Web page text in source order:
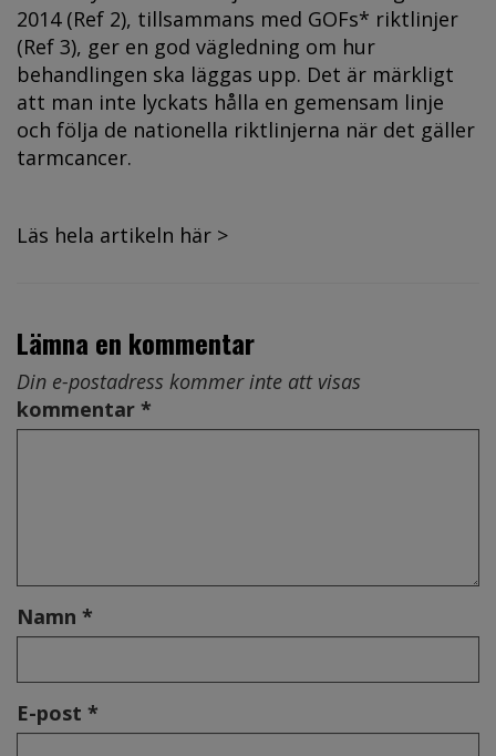
2014 (Ref 2), tillsammans med GOFs* riktlinjer
(Ref 3), ger en god vägledning om hur
behandlingen ska läggas upp. Det är märkligt
att man inte lyckats hålla en gemensam linje
och följa de nationella riktlinjerna när det gäller
tarmcancer.
Läs hela artikeln här >
Lämna en kommentar
Din e-postadress kommer inte att visas
kommentar *
Namn *
E-post *